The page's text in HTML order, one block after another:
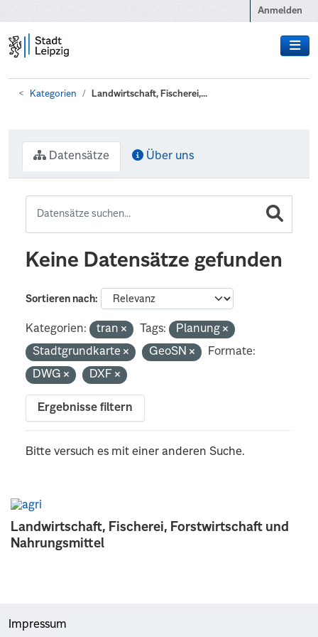
Anmelden
Kategorien Landwirtschaft, Fischerei,...
Landwirtschaft, Fischerei, Forstwirtschaft und
Nahrungsmittel
Datensätze Über uns
Keine Datensätze gefunden
Sortieren nach
Kategorien: tran Tags:
Planung
Stadtgrundkarte
GeoSN
Formate:
DWG
DXF
Ergebnisse filtern
Bitte versuch es mit einer anderen Suche.
Impressum